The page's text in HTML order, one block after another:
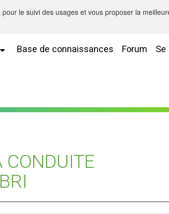
Base de connaissances Forum Se
CONDUITE
le suivi des usages et vous proposer la